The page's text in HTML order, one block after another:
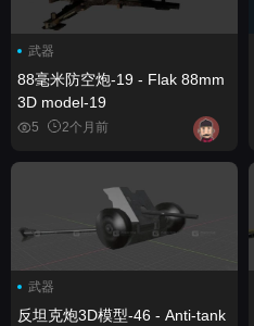
武器
88毫米防空炮-19 - Flak 88mm
3D model-19
5 2个月前
武器
反坦克炮3D模型-46 - Anti-tank